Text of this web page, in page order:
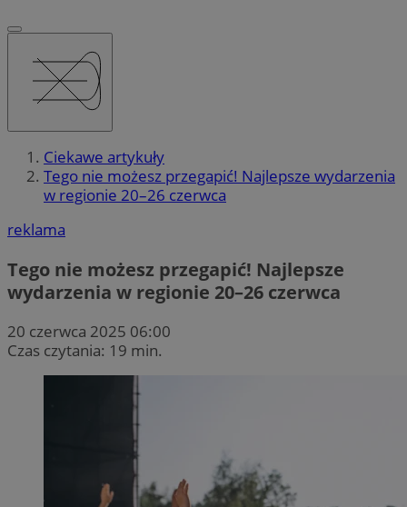
Ciekawe artykuły
Tego nie możesz przegapić! Najlepsze wydarzenia
w regionie 20–26 czerwca
reklama
Tego nie możesz przegapić! Najlepsze
wydarzenia w regionie 20–26 czerwca
20 czerwca 2025 06:00
Czas czytania: 19 min.